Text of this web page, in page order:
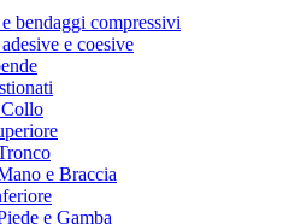
bendaggi compressivi
e coesive
e Braccia
e Gamba